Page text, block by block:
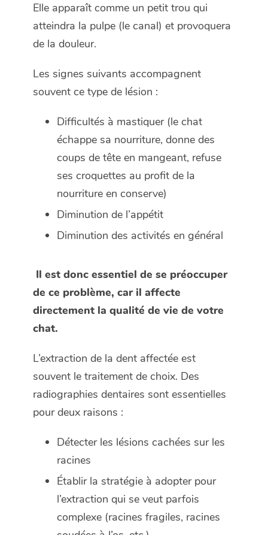
Elle apparaît comme un petit trou qui
atteindra la pulpe (le canal) et provoquera
de la douleur.
Les signes suivants accompagnent
souvent ce type de lésion :
Difficultés à mastiquer (le chat
échappe sa nourriture, donne des
coups de tête en mangeant, refuse
ses croquettes au profit de la
nourriture en conserve)
Diminution de l’appétit
Diminution des activités en général
Il est donc essentiel de se préoccuper
de ce problème, car il affecte
directement la qualité de vie de votre
chat.
L’extraction de la dent affectée est
souvent le traitement de choix. Des
radiographies dentaires sont essentielles
pour deux raisons :
Détecter les lésions cachées sur les
racines
Établir la stratégie à adopter pour
l’extraction qui se veut parfois
complexe (racines fragiles, racines